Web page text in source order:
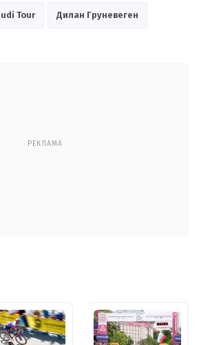
Tour Дилан Груневеген
РЕКЛАМА